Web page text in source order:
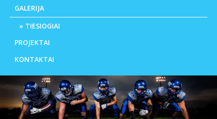
GALERIJA
TIESIOGIAI
PROJEKTAI
KONTAKTAI